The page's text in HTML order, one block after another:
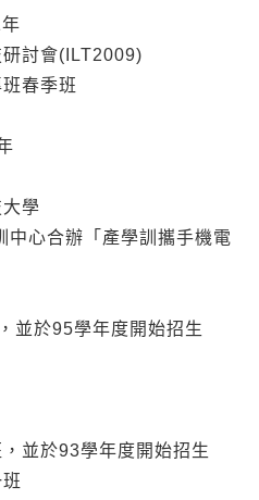
討會(ILT2009)
春季班
學
中心合辦「產學訓攜手機電
並於95學年度開始招生
並於93學年度開始招生